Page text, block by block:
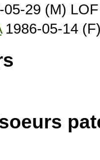
05-29 (M)
1986-05-14